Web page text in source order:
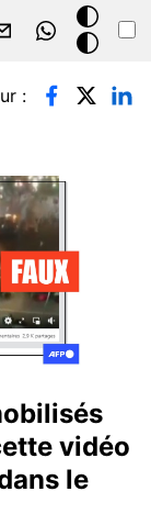
Mode
sombre
:
vidéo
le